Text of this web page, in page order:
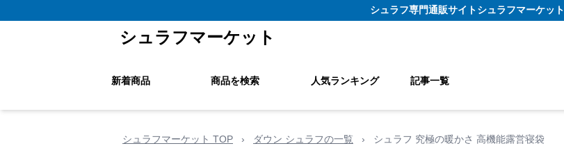
シュラフ専門通販サイトシュラフマーケット
シュラフマーケット
新着商品 商品を検索 人気ランキング 記事一覧
シュラフマーケット TOP › ダウン シュラフの一覧 › シュラフ 究極の暖かさ 高機能露営寝袋